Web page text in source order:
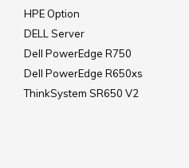
HPE Option
DELL Server
Dell PowerEdge R750
Dell PowerEdge R650xs
ThinkSystem SR650 V2